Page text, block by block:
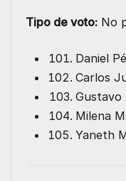
Tipo de voto: No
Daniel
Carlos
Gustavo
Milena
Yaneth